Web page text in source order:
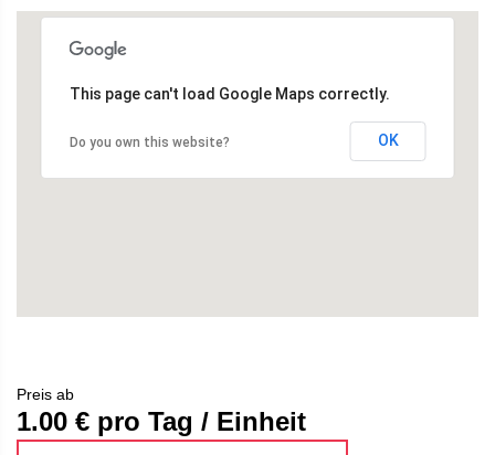
This page can't load Google Maps correctly.
Do you own this website? OK
Preis ab
1.00 € pro Tag / Einheit